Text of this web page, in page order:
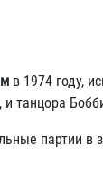
в 1974 году,
и танцора
партии